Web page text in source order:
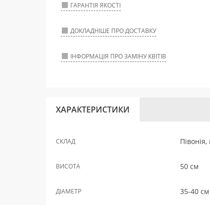
ГАРАНТІЯ ЯКОСТІ
ДОКЛАДНІШЕ ПРО ДОСТАВКУ
ІНФОРМАЦІЯ ПРО ЗАМІНУ КВІТІВ
ХАРАКТЕРИСТИКИ
СКЛАД
ВИСОТА 50 см
ДІАМЕТР 35-40 см